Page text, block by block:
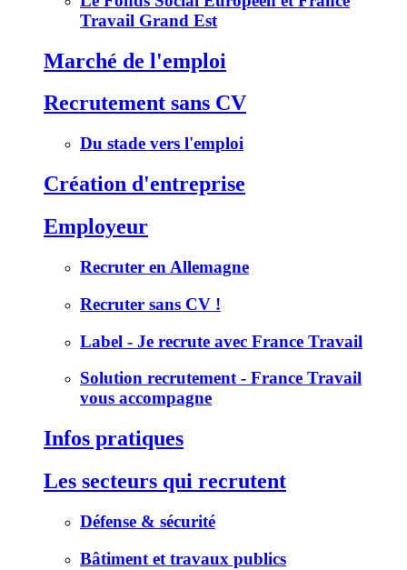
Travail Grand Est
Marché de l'emploi
Recrutement sans CV
Du stade vers l'emploi
Création d'entreprise
Employeur
Recruter en Allemagne
Recruter sans CV !
Label - Je recrute avec France Travail
Solution recrutement - France Travail
vous accompagne
Infos pratiques
Les secteurs qui recrutent
Défense & sécurité
Bâtiment et travaux publics